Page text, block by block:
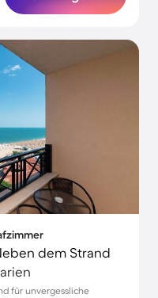
dem Strand
für unvergessliche